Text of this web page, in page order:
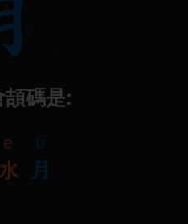
頡碼是:
e b
月